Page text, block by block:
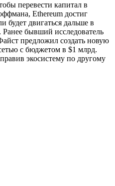
перевести капитал в
Ethereum достиг
будет двигаться дальше в
Ранее бывший исследователь
предложил создать новую
с бюджетом в $1 млрд.
экосистему по другому